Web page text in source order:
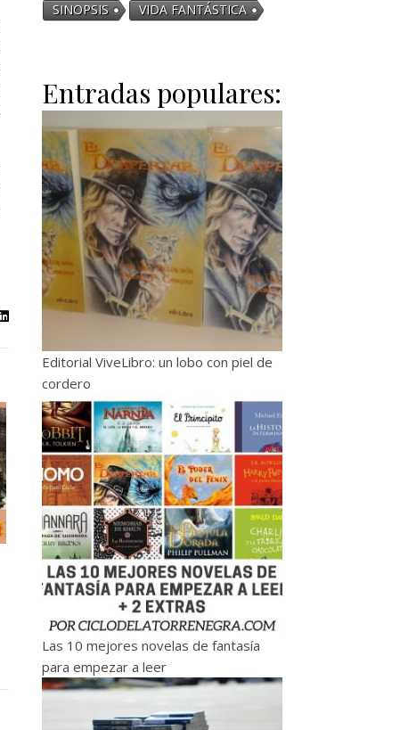
SINOPSIS
VIDA FANTÁSTICA
Entradas populares:
Editorial ViveLibro: un lobo con piel de
cordero
Las 10 mejores novelas de fantasía
para empezar a leer